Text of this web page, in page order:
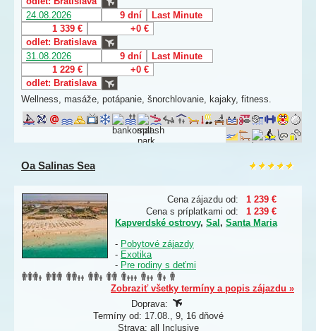
24.08.2026
9 dní
Last Minute
1 339 €
+0 €
odlet: Bratislava
31.08.2026
9 dní
Last Minute
1 229 €
+0 €
odlet: Bratislava
Wellness, masáže, potápanie, šnorchlovanie, kajaky, fitness.
Oa Salinas Sea
Cena zájazdu od:
1 239 €
Cena s príplatkami od:
1 239 €
Kapverdské ostrovy, Sal , Santa Maria
- Pobytové zájazdy
- Exotika
- Pre rodiny s deťmi
Zobraziť všetky termíny a popis zájazdu »
Doprava:
Termíny od: 17.08., 9, 16 dňové
Strava: all Inclusive